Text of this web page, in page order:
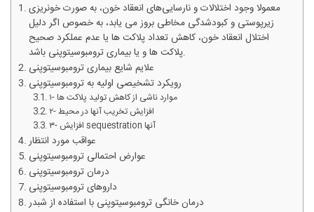
معمولا وجود اختلالات و نارسایی‌های انعقاد خون، به صورت خونریزی
زیرپوستی و کبودشدگی مخاطی بروز می یابد، به خصوص اگر دلیل
اختلال انعقاد خون، کاهش تعداد پلاکت ها یا عدم عملکرد صحیح
پلاکت ها و یا بیماری ترومبوسیتوپنی باشد.
علایم‌ شایع‌ بیماری ترومبوسیتوپنی
رویکرد تشخیصی اولیه به ترومبوسیتوپنی
۱- موارد ناشی از کاهش تولید پلاکت ها
۲- افزایش تخریب آنها در محیط
۳- افزایش sequestration آنها
عواقب‌ مورد انتظار
عوارض‌ احتمالی‌ ترومبوسیتوپنی
درمان‌ ترومبوسیتوپنی
داروهای ترومبوسیتوپنی
درمان خانگی ترومبوسیتوپنی با استفاده از شبدر